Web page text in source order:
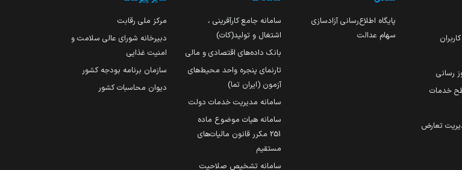
رسانی
خدمات
تعارض
پایگاه اطلاع‌رسانی آزادسازی
سهام عدالت
سامانه جامع کارآفرینی ،
اشتغال و تولید(کات)
بانک داده‌های اقتصادی و مالی
تارنمای پنجره واحد محیط‌های
آزمون (ایران تما)
سامانه مدیریت خدمات دولت
سامانه هیات موضوع ماده
251 مکرر قانون مالیات‌های
مستقیم
سامانه تشخیص صلاحیت
مرکز ملی رقابت
دبیرخانه شورای عالی سلامت و
امنیت غذایی
سازمان برنامه بودجه کشور
دیوان محاسبات کشور